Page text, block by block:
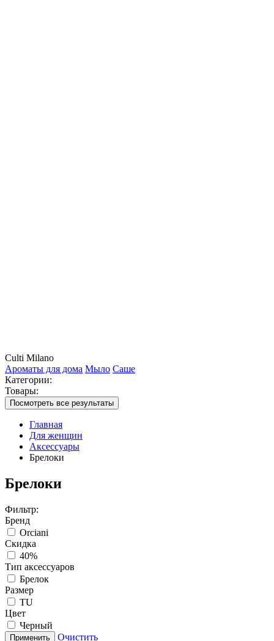
Culti Milano
Ароматы для дома Мыло Саше
Категории:
Товары:
Посмотреть все результаты
Главная
Для женщин
Аксессуары
Брелоки
Брелоки
Фильтр:
Бренд
Orciani
Скидка
40%
Тип аксессуаров
Брелок
Размер
TU
Цвет
Черный
Применить
Очистить